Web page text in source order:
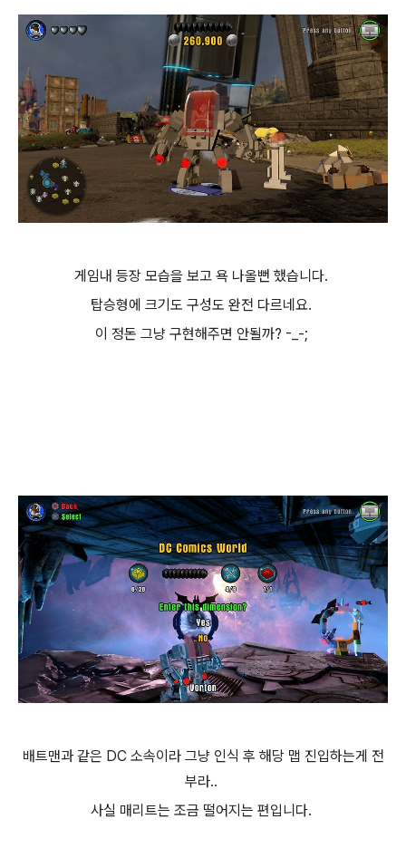
게임내 등장 모습을 보고 욕 나올뻔 했습니다.
탑승형에 크기도 구성도 완전 다르네요.
이 정돈 그냥 구현해주면 안될까? -_-;
배트맨과 같은 DC 소속이라 그냥 인식 후 해당 맵 진입하는게 전
부라..
사실 매리트는 조금 떨어지는 편입니다.